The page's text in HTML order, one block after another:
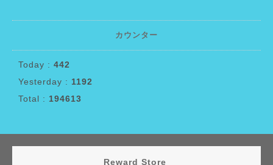
カウンター
Today : 442
Yesterday : 1192
Total : 194613
Reward Store